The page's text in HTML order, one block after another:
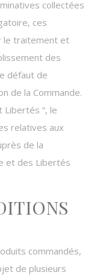
collectées
ces
le traitement et
des
défaut de
de la Commande.
Libertés “, le
relatives aux
de la
et des Libertés
commandés,
de plusieurs